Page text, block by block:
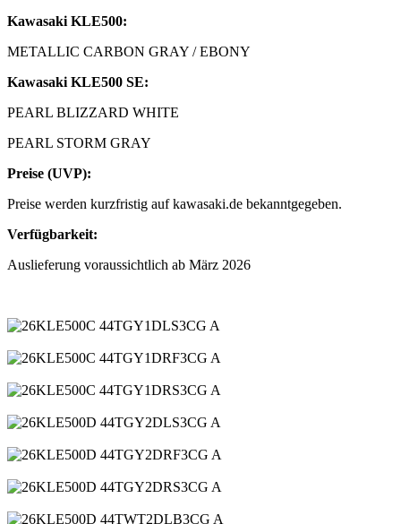
Kawasaki KLE500:
METALLIC CARBON GRAY / EBONY
Kawasaki KLE500 SE:
PEARL BLIZZARD WHITE
PEARL STORM GRAY
Preise (UVP):
Preise werden kurzfristig auf kawasaki.de bekanntgegeben.
Verfügbarkeit:
Auslieferung voraussichtlich ab März 2026